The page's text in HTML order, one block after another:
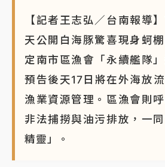
【記者王志弘／台南報導
天公開白海豚驚喜現身蚵
定南市區漁會「永續艦隊
預告後天17日將在外海放
漁業資源管理。區漁會則
非法捕撈與油污排放，一
精靈」。